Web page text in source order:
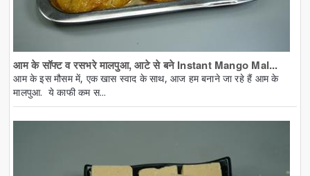
आम के सॉफ्ट व रसभरे मालपुआ, आटे से बने Instant Mango Mal...
आम के इस मौसम में, एक खास स्वाद के साथ, आज हम बनाने जा रहे हैं आम के
मालपुआ. ये काफी कम स...